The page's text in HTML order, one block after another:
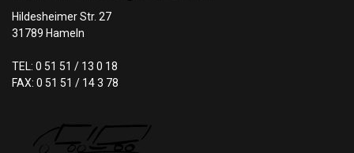
Hildesheimer Str. 27
31789 Hameln
TEL: 0 51 51 / 13 0 18
FAX: 0 51 51 / 14 3 78